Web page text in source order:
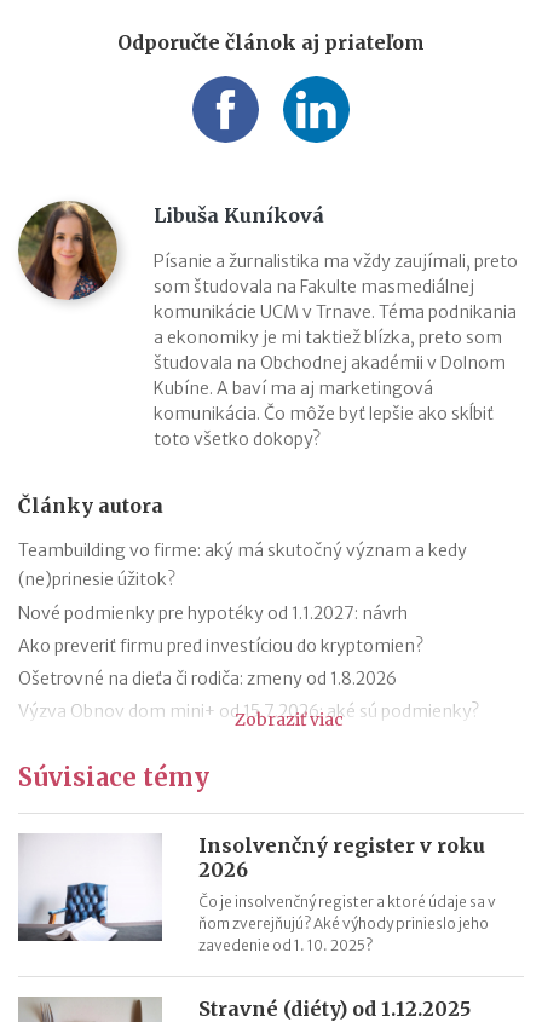
Odporučte článok aj priateľom
Libuša Kuníková
Písanie a žurnalistika ma vždy zaujímali, preto
som študovala na Fakulte masmediálnej
komunikácie UCM v Trnave. Téma podnikania
a ekonomiky je mi taktiež blízka, preto som
študovala na Obchodnej akadémii v Dolnom
Kubíne. A baví ma aj marketingová
komunikácia. Čo môže byť lepšie ako skĺbiť
toto všetko dokopy?
Články autora
Teambuilding vo firme: aký má skutočný význam a kedy
(ne)prinesie úžitok?
Nové podmienky pre hypotéky od 1.1.2027: návrh
Ako preveriť firmu pred investíciou do kryptomien?
Ošetrovné na dieťa či rodiča: zmeny od 1.8.2026
Výzva Obnov dom mini+ od 15.7.2026: aké sú podmienky?
činnosti (AML zákon)
Sviatok sv. Cyrila a Metoda 2026 už bez zatvorených obchodov
Nabíjanie elektromobilu v zahraničí: roaming, aplikácie,
plánovanie cesty
ChatGPT, Gemini a ďalšie AI nástroje: daňové povinnosti pri
Zobraziť viac
Súvisiace témy
Insolvenčný register v roku
2026
Čo je insolvenčný register a ktoré údaje sa v
ňom zverejňujú? Aké výhody prinieslo jeho
zavedenie od 1. 10. 2025?
Stravné (diéty) od 1.12.2025